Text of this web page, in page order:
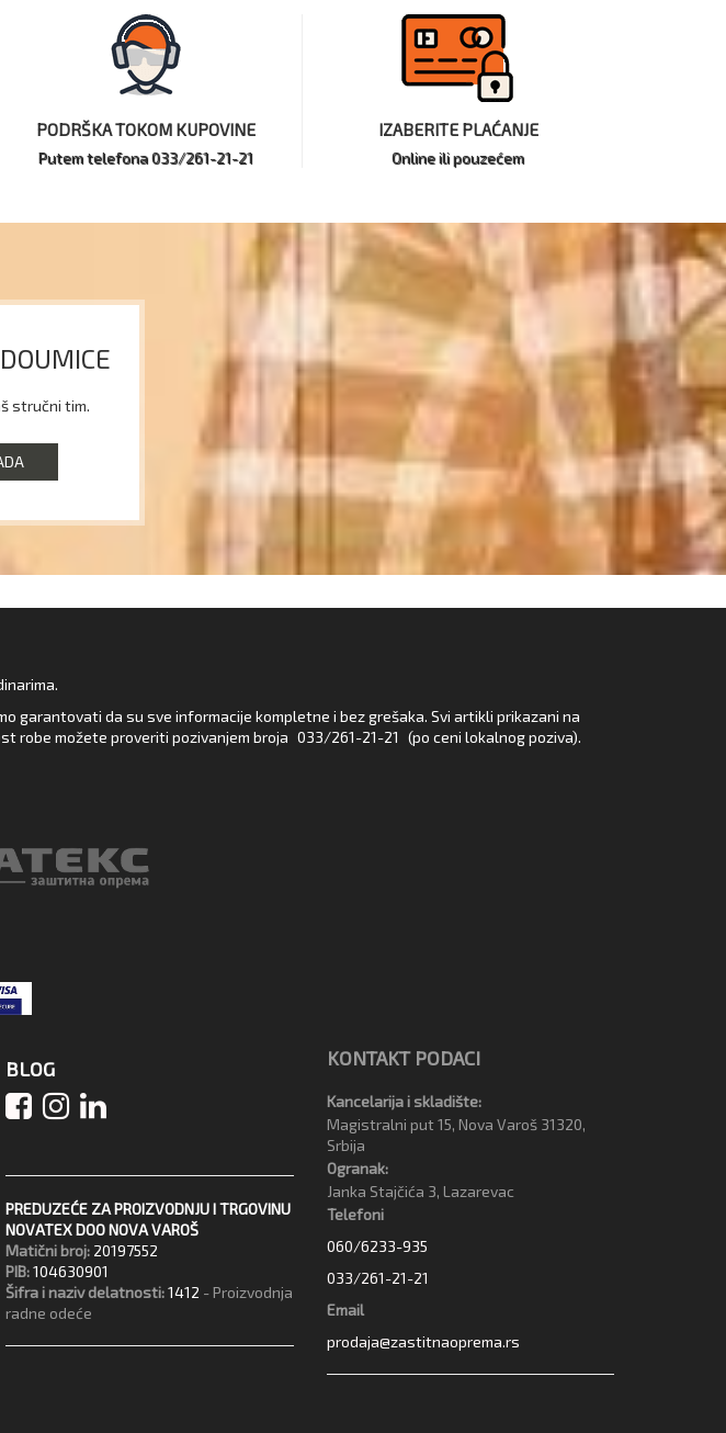
PODRŠKA TOKOM KUPOVINE
Putem telefona 033/261-21-21
IZABERITE PLAĆANJE
Online ili pouzećem
stručni tim.
garantovati da su sve informacije kompletne i bez grešaka. Svi artikli prikazani na
robe možete proveriti pozivanjem broja 033/261-21-21 (po ceni lokalnog poziva).
BLOG
PREDUZEĆE ZA PROIZVODNJU I TRGOVINU
NOVATEX DOO NOVA VAROŠ
Matični broj: 20197552
PIB:104630901
Šifra i naziv delatnosti:1412 - Proizvodnja
radne odeće
KONTAKT PODACI
Kancelarija i skladište:
Magistralni put 15, Nova Varoš 31320,
Srbija
Ogranak:
Janka Stajčića 3, Lazarevac
Telefoni
060/6233-935
033/261-21-21
Email
prodaja@zastitnaoprema.rs